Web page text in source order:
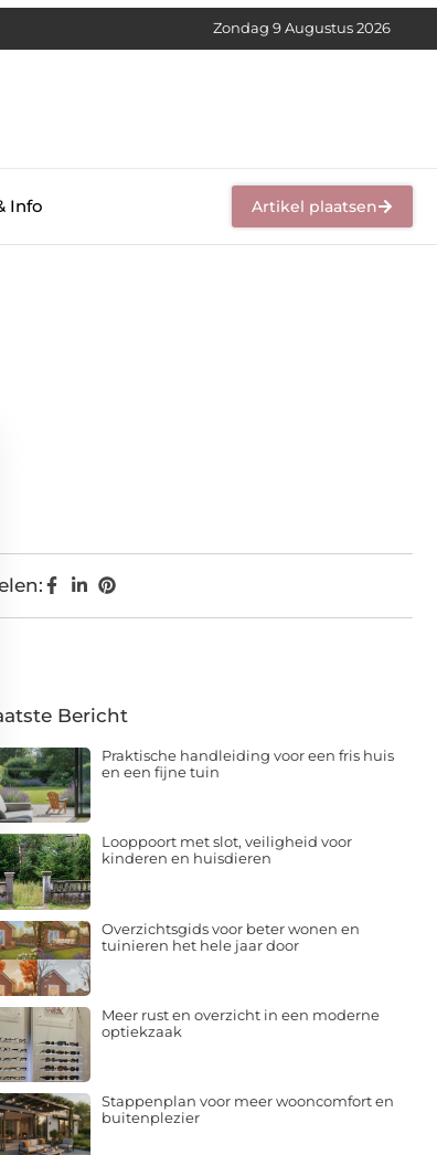
Zondag 9 Augustus 2026
Info Artikel plaatsen
Bericht
Praktische handleiding voor een fris huis
en een fijne tuin
Looppoort met slot, veiligheid voor
kinderen en huisdieren
Overzichtsgids voor beter wonen en
tuinieren het hele jaar door
Meer rust en overzicht in een moderne
optiekzaak
Stappenplan voor meer wooncomfort en
buitenplezier